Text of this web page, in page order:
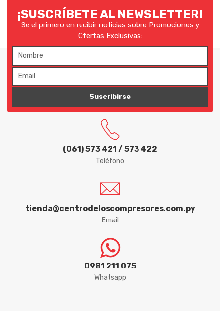
FIAC
FLACH
FOX
HYDRONLUBZ
(061) 573 421 / 573 422
Teléfono
tienda@centrodeloscompresores.com.py
Email
0981 211 075
Whatsapp
¡SUSCRÍBETE AL NEWSLETTER!
Sé el primero en recibir noticias sobre Promociones y
Ofertas Exclusivas:
Suscribirse